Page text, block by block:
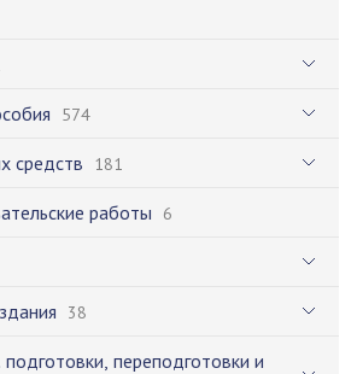
574
средств 181
работы 6
38
переподготовки и